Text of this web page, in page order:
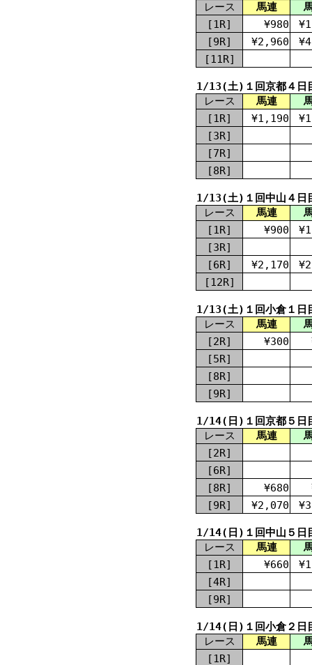
レース
馬連
[1R]
¥980
[9R]
¥2,960
[11R]
1/13(土)１回京都４日
レース
馬連
[1R]
¥1,190
[3R]
[7R]
[8R]
1/13(土)１回中山４日
レース
馬連
[1R]
¥900
[3R]
[6R]
¥2,170
[12R]
1/13(土)１回小倉１日
レース
馬連
[2R]
¥300
[5R]
[8R]
[9R]
1/14(日)１回京都５日
レース
馬連
[2R]
[6R]
[8R]
¥680
[9R]
¥2,070
1/14(日)１回中山５日
レース
馬連
[1R]
¥660
[4R]
[9R]
1/14(日)１回小倉２日
レース
馬連
[1R]